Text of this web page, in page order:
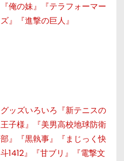
『俺の妹』『テラフォーマー
ズ』『進撃の巨人』
グッズいろいろ『新テニスの
王子様』『美男高校地球防衛
部』『黒執事』『まじっく快
斗1412』『甘ブリ』『電撃文